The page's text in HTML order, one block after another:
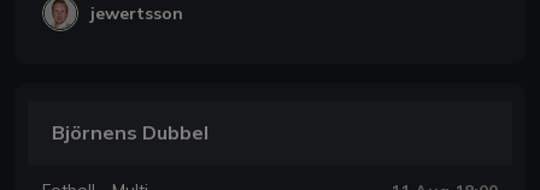
jewertsson
Björnens Dubbel